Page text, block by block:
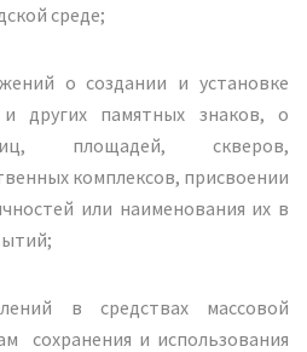
среде;
о создании и установке
других памятных знаков, о
площадей, скверов,
комплексов, присвоении
или наименования их в
в средствах массовой
сохранения и использования